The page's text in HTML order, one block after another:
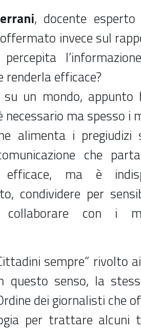
, docente esperto
invece sul
percepita
renderla efficace?
un mondo, appunto
necessario ma spesso i
alimenta i
che
ma è
condividere per
con i
sempre” rivolto
questo senso, la
dei giornalisti che
per trattare alcuni